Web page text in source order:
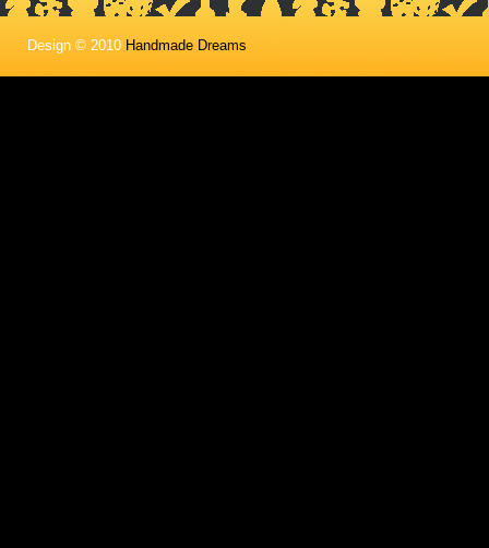
Design © 2010 Handmade Dreams